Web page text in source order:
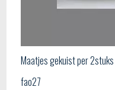
Maatjes gekuist per 2stuks
fao27